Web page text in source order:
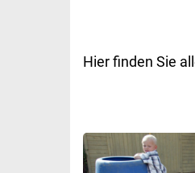
Hier finden Sie